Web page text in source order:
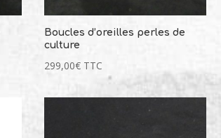
Boucles d’oreilles perles de
culture
299,00€ TTC